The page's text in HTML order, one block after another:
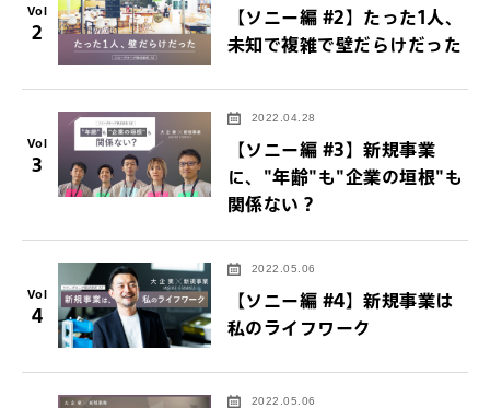
Vol
2
【ソニー編 #2】たった1人、
未知で複雑で壁だらけだった
Vol
3
2022.04.28
【ソニー編 #3】新規事業
に、"年齢"も"企業の垣根"も
関係ない？
Vol
4
2022.05.06
【ソニー編 #4】新規事業は
私のライフワーク
2022.05.06